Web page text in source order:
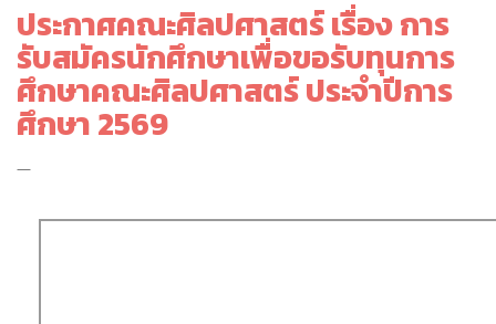
ประกาศคณะศิลปศาสตร์ เรื่อง การ
รับสมัครนักศึกษาเพื่อขอรับทุนการ
ศึกษาคณะศิลปศาสตร์ ประจำปีการ
ศึกษา 2569